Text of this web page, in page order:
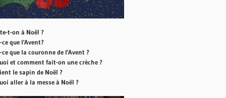
t-on à Noël ?
ce que l'Avent?
ce que la couronne de l'Avent ?
et comment fait-on une crèche ?
le sapin de Noël ?
aller à la messe à Noël ?